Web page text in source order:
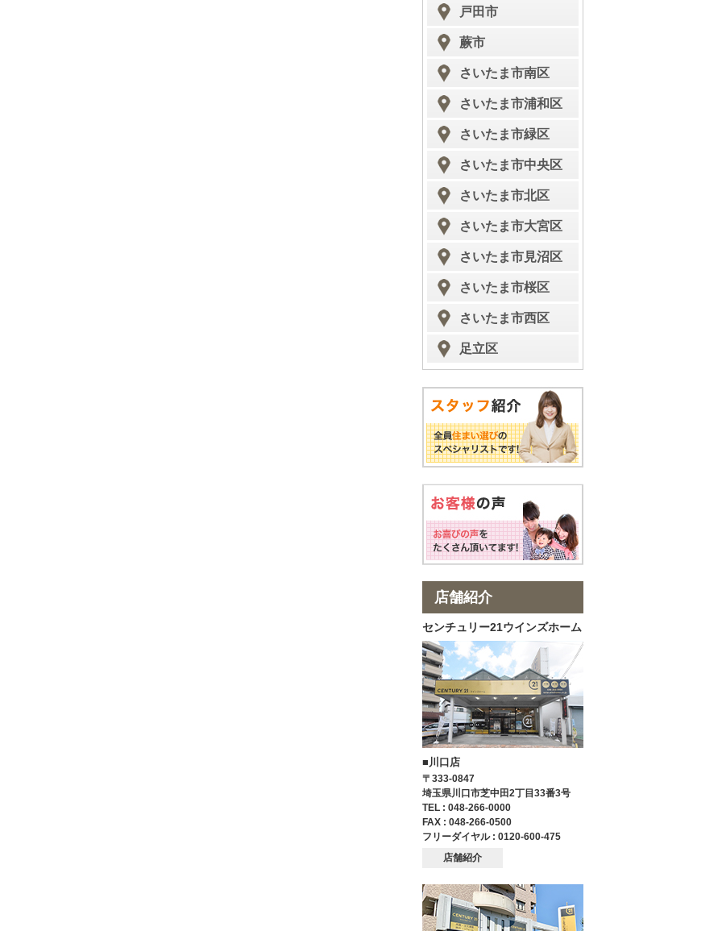
戸田市
蕨市
さいたま市南区
さいたま市浦和区
さいたま市緑区
さいたま市中央区
さいたま市北区
さいたま市大宮区
さいたま市見沼区
さいたま市桜区
さいたま市西区
足立区
店舗紹介
センチュリー21ウインズホーム
■川口店
〒333-0847
埼玉県川口市芝中田2丁目33番3号
TEL : 048-266-0000
FAX : 048-266-0500
フリーダイヤル : 0120-600-475
店舗紹介